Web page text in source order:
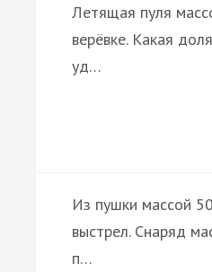
Летящая пуля
верёвке. Какая
уд…
Из пушки массой
выстрел. Снаряд
п…